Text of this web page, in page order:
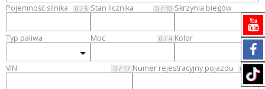
Pojemność silnika 0 / 5 Stan licznika 0 / 10 Skrzynia biegów
Typ paliwa Moc 0 / 4 Kolor
VIN 0 / 17 Numer rejestracyjny pojazdu 0 / 20